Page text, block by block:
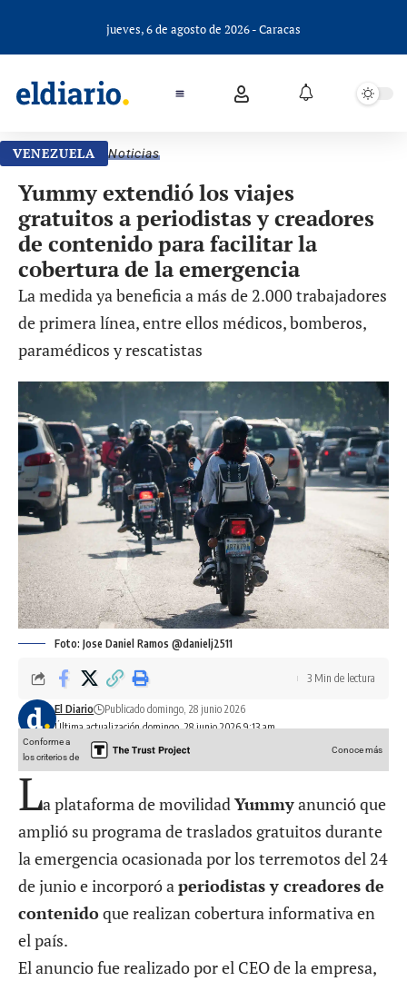
jueves, 6 de agosto de 2026 - Caracas
VENEZUELA Noticias
Yummy extendió los viajes
gratuitos a periodistas y creadores
de contenido para facilitar la
cobertura de la emergencia
La medida ya beneficia a más de 2.000 trabajadores
de primera línea, entre ellos médicos, bomberos,
paramédicos y rescatistas
Foto: Jose Daniel Ramos @danielj2511
Última actualización domingo, 28 junio 2026 9:13 am
El Diario Publicado domingo, 28 junio 2026
3 Min de lectura
Conforme a
los criterios de
Conoce más
La plataforma de movilidad Yummyanunció que
amplió su programa de traslados gratuitos durante
la emergencia ocasionada por los terremotos del 24
de junio e incorporó a periodistas y creadores de
contenidoque realizan cobertura informativa en
el país.
El anuncio fue realizado por el CEO de la empresa,